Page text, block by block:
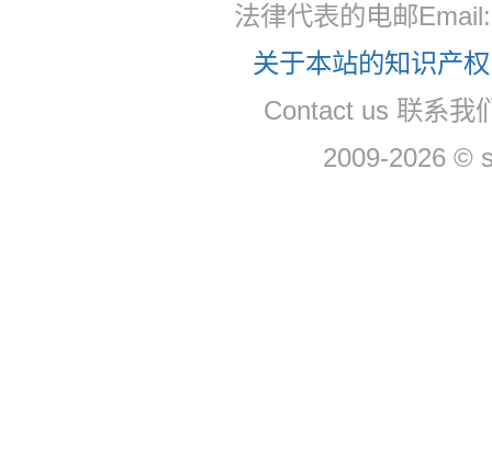
法律代表的电邮
关于本站的知识产
Contact us 联系我
2009-2026 ©